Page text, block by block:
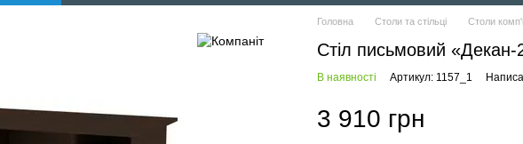
Головна Столи та стільці Столи
Стіл письмовий «Декан-
В наявності Артикул: 1157_1
3 910 грн